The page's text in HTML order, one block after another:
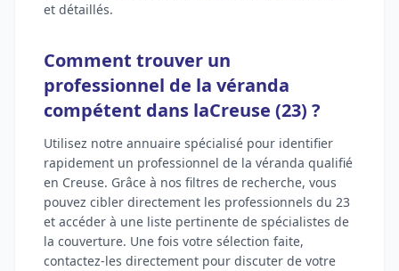
et détaillés.
Comment trouver un
professionnel de la véranda
compétent dans laCreuse (23) ?
Utilisez notre annuaire spécialisé pour identifier
rapidement un professionnel de la véranda qualifié
en Creuse. Grâce à nos filtres de recherche, vous
pouvez cibler directement les professionnels du 23
et accéder à une liste pertinente de spécialistes de
la couverture. Une fois votre sélection faite,
contactez-les directement pour discuter de votre